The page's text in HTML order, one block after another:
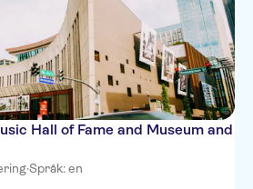
Hall of Fame and Museum and
·Språk: en